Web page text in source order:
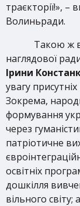
траєкторії!»,
Волиньради.
Такою ж
наглядової
Ірини
увагу
Зокрема,
формування
через
патріотичне
освітніх
дошкілля
вільного світу;